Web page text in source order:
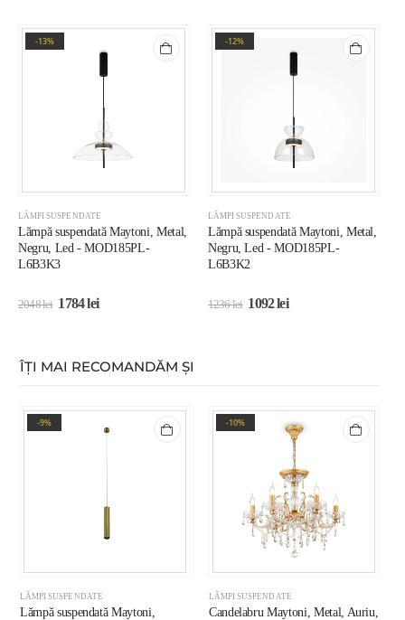
-13%
LĂMPI SUSPENDATE
Lămpă suspendată Maytoni, Metal,
Negru, Led - MOD185PL-
L6B3K3
2048lei 1784lei
-12%
LĂMPI SUSPENDATE
Lămpă suspendată Maytoni, Metal,
Negru, Led - MOD185PL-
L6B3K2
1236lei 1092lei
ÎȚI MAI RECOMANDĂM ȘI
-9%
LĂMPI SUSPENDATE
Lămpă suspendată Maytoni,
-10%
LĂMPI SUSPENDATE
Candelabru Maytoni, Metal, Auriu,